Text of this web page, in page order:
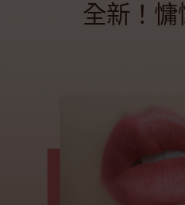
全新！慵